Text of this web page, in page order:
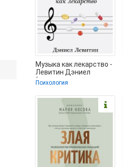
Музыка как лекарство -
Левитин Дэниел
(читать книги
Психология